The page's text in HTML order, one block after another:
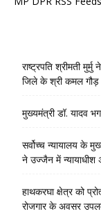
राष्ट्रपति श्रीमती
जिले के श्री कमल गौड़
मुख्यमंत्री डॉ. यादव
सर्वोच्च न्यायालय के
ने उज्जैन में न्यायाधीश
हाथकरघा क्षेत्र को
रोजगार के अवसर